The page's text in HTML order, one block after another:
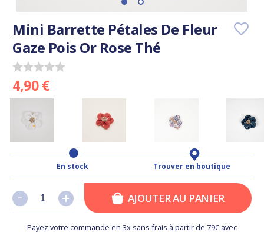
Mini Barrette Pétales De Fleur
Gaze Pois Or Rose Thé
4,90 €
En stock Trouver en boutique
+
- +
- AJOUTER AU PANIER
Payez votre commande en 3x sans frais à partir de 79€ avec